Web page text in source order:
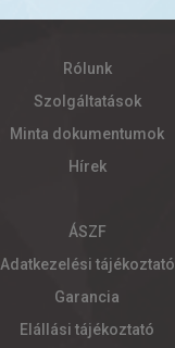
Rólunk
Szolgáltatások
Minta dokumentumok
Hírek
ÁSZF
Adatkezelési tájékoztató
Garancia
Elállási tájékoztató